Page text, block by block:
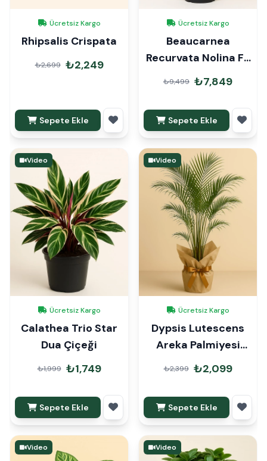
Ücretsiz Kargo
Rhipsalis Crispata
₺2,699 ₺2,249
Sepete Ekle
Ücretsiz Kargo
Beaucarnea
Recurvata Nolina Fil
Ayağı 90cm
₺9,499 ₺7,849
Sepete Ekle
Video
Ücretsiz Kargo
Calathea Trio Star
Dua Çiçeği
₺1,999 ₺1,749
Sepete Ekle
Video
Ücretsiz Kargo
Dypsis Lutescens
Areka Palmiyesi
90cm Hediye Paketli
₺2,399 ₺2,099
Sepete Ekle
Video Video